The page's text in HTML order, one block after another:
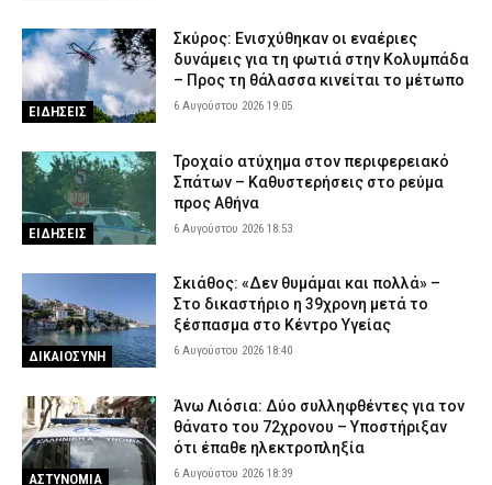
ΕΙΔΗΣΕΙΣ
Σκύρος: Ενισχύθηκαν οι εναέριες
δυνάμεις για τη φωτιά στην Κολυμπάδα
– Προς τη θάλασσα κινείται το μέτωπο
6 Αυγούστου 2026 19:05
ΕΙΔΗΣΕΙΣ
Τροχαίο ατύχημα στον περιφερειακό
Σπάτων – Καθυστερήσεις στο ρεύμα
προς Αθήνα
6 Αυγούστου 2026 18:53
ΔΙΚΑΙΟΣΥΝΗ
Σκιάθος: «Δεν θυμάμαι και πολλά» –
Στο δικαστήριο η 39χρονη μετά το
ξέσπασμα στο Κέντρο Υγείας
6 Αυγούστου 2026 18:40
ΑΣΤΥΝΟΜΙΑ
Άνω Λιόσια: Δύο συλληφθέντες για τον
θάνατο του 72χρονου – Υποστήριξαν
ότι έπαθε ηλεκτροπληξία
6 Αυγούστου 2026 18:39